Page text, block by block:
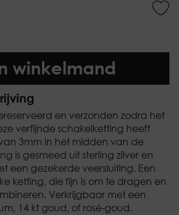
winkelmand
en verzonden zodra het
verfijnde schakelketting heeft
3mm in het midden van de
is gesmeed uit sterling zilver en
een gezekerde veersluiting. Een
ketting, die fijn is om te dragen en
Verkrijgbaar met een
14 kt goud, of rosé-goud.